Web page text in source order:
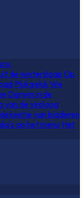
de winterslaap Op
Plukgeluk We
Darwin in de
van de viroloog
van bladeren
op het menu Het